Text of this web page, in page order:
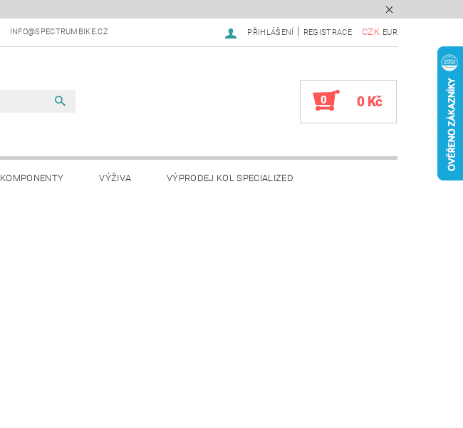
INFO@SPECTRUMBIKE.CZ CZK EUR
PŘIHLÁŠENÍ REGISTRACE
0 0 Kč
KOMPONENTY VÝŽIVA VÝPRODEJ KOL SPECIALIZED